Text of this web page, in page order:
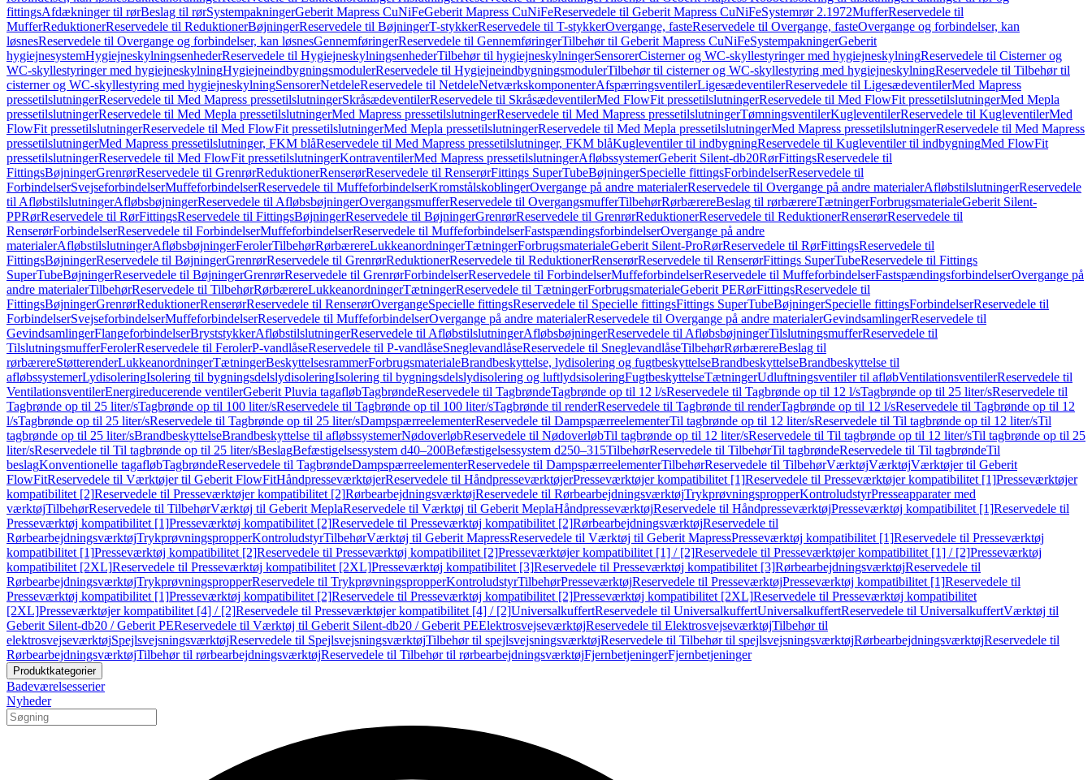
fittingsAfdækninger til rørBeslag til rørSystempakningerGeberit Mapress CuNiFeGeberit Mapress CuNiFeReservedele til Geberit Mapress CuNiFeSystemrør 2.1972MufferReservedele til
MufferReduktionerReservedele til ReduktionerBøjningerReservedele til BøjningerT-stykkerReservedele til T-stykkerOvergange, fasteReservedele til Overgange, fasteOvergange og forbindelser, kan
løsnesReservedele til Overgange og forbindelser, kan løsnesGennemføringerReservedele til GennemføringerTilbehør til Geberit Mapress CuNiFeSystempakningerGeberit
hygiejnesystemHygiejneskylningsenhederReservedele til HygiejneskylningsenhederTilbehør til hygiejneskylningerSensorerCisterner og WC-skyllestyringer med hygiejneskylningReservedele til Cisterner og
WC-skyllestyringer med hygiejneskylningHygiejneindbygningsmodulerReservedele til HygiejneindbygningsmodulerTilbehør til cisterner og WC-skyllestyring med hygiejneskylningReservedele til Tilbehør til
cisterner og WC-skyllestyring med hygiejneskylningSensorerNetdeleReservedele til NetdeleNetværkskomponenterAfspærringsventilerLigesædeventilerReservedele til LigesædeventilerMed Mapress
pressetilslutningerReservedele til Med Mapress pressetilslutningerSkråsædeventilerReservedele til SkråsædeventilerMed FlowFit pressetilslutningerReservedele til Med FlowFit pressetilslutningerMed Mepla
pressetilslutningerReservedele til Med Mepla pressetilslutningerMed Mapress pressetilslutningerReservedele til Med Mapress pressetilslutningerTømningsventilerKugleventilerReservedele til KugleventilerMed
FlowFit pressetilslutningerReservedele til Med FlowFit pressetilslutningerMed Mepla pressetilslutningerReservedele til Med Mepla pressetilslutningerMed Mapress pressetilslutningerReservedele til Med Mapress
pressetilslutningerMed Mapress pressetilslutninger, FKM blåReservedele til Med Mapress pressetilslutninger, FKM blåKugleventiler til indbygningReservedele til Kugleventiler til indbygningMed FlowFit
pressetilslutningerReservedele til Med FlowFit pressetilslutningerKontraventilerMed Mapress pressetilslutningerAfløbssystemerGeberit Silent-db20RørFittingsReservedele til
FittingsBøjningerGrenrørReservedele til GrenrørReduktionerRenserørReservedele til RenserørFittings SuperTubeBøjningerSpecielle fittingsForbindelserReservedele til
ForbindelserSvejseforbindelserMuffeforbindelserReservedele til MuffeforbindelserKromstålskoblingerOvergange på andre materialerReservedele til Overgange på andre materialerAfløbstilslutningerReservedele
til AfløbstilslutningerAfløbsbøjningerReservedele til AfløbsbøjningerOvergangsmufferReservedele til OvergangsmufferTilbehørRørbærereBeslag til rørbærereTætningerForbrugsmaterialeGeberit Silent-
PPRørReservedele til RørFittingsReservedele til FittingsBøjningerReservedele til BøjningerGrenrørReservedele til GrenrørReduktionerReservedele til ReduktionerRenserørReservedele til
RenserørForbindelserReservedele til ForbindelserMuffeforbindelserReservedele til MuffeforbindelserFastspændingsforbindelserOvergange på andre
materialerAfløbstilslutningerAfløbsbøjningerFerolerTilbehørRørbærereLukkeanordningerTætningerForbrugsmaterialeGeberit Silent-ProRørReservedele til RørFittingsReservedele til
FittingsBøjningerReservedele til BøjningerGrenrørReservedele til GrenrørReduktionerReservedele til ReduktionerRenserørReservedele til RenserørFittings SuperTubeReservedele til Fittings
SuperTubeBøjningerReservedele til BøjningerGrenrørReservedele til GrenrørForbindelserReservedele til ForbindelserMuffeforbindelserReservedele til MuffeforbindelserFastspændingsforbindelserOvergange på
andre materialerTilbehørReservedele til TilbehørRørbærereLukkeanordningerTætningerReservedele til TætningerForbrugsmaterialeGeberit PERørFittingsReservedele til
FittingsBøjningerGrenrørReduktionerRenserørReservedele til RenserørOvergangeSpecielle fittingsReservedele til Specielle fittingsFittings SuperTubeBøjningerSpecielle fittingsForbindelserReservedele til
ForbindelserSvejseforbindelserMuffeforbindelserReservedele til MuffeforbindelserOvergange på andre materialerReservedele til Overgange på andre materialerGevindsamlingerReservedele til
GevindsamlingerFlangeforbindelserBryststykkerAfløbstilslutningerReservedele til AfløbstilslutningerAfløbsbøjningerReservedele til AfløbsbøjningerTilslutningsmufferReservedele til
TilslutningsmufferFerolerReservedele til FerolerP-vandlåseReservedele til P-vandlåseSneglevandlåseReservedele til SneglevandlåseTilbehørRørbærereBeslag til
rørbærereStøtterenderLukkeanordningerTætningerBeskyttelsesrammerForbrugsmaterialeBrandbeskyttelse, lydisolering og fugtbeskyttelseBrandbeskyttelseBrandbeskyttelse til
afløbssystemerLydisoleringIsolering til bygningsdelslydisoleringIsolering til bygningsdelslydisolering og luftlydsisoleringFugtbeskyttelseTætningerUdluftningsventiler til afløbVentilationsventilerReservedele til
VentilationsventilerEnergireducerende ventilerGeberit Pluvia tagafløbTagbrøndeReservedele til TagbrøndeTagbrønde op til 12 l/sReservedele til Tagbrønde op til 12 l/sTagbrønde op til 25 liter/sReservedele til
Tagbrønde op til 25 liter/sTagbrønde op til 100 liter/sReservedele til Tagbrønde op til 100 liter/sTagbrønde til renderReservedele til Tagbrønde til renderTagbrønde op til 12 l/sReservedele til Tagbrønde op til 12
l/sTagbrønde op til 25 liter/sReservedele til Tagbrønde op til 25 liter/sDampspærreelementerReservedele til DampspærreelementerTil tagbrønde op til 12 liter/sReservedele til Til tagbrønde op til 12 liter/sTil
tagbrønde op til 25 liter/sBrandbeskyttelseBrandbeskyttelse til afløbssystemerNødoverløbReservedele til NødoverløbTil tagbrønde op til 12 liter/sReservedele til Til tagbrønde op til 12 liter/sTil tagbrønde op til 25
liter/sReservedele til Til tagbrønde op til 25 liter/sBeslagBefæstigelsessystem d40–200Befæstigelsessystem d250–315TilbehørReservedele til TilbehørTil tagbrøndeReservedele til Til tagbrøndeTil
beslagKonventionelle tagafløbTagbrøndeReservedele til TagbrøndeDampspærreelementerReservedele til DampspærreelementerTilbehørReservedele til TilbehørVærktøjVærktøjVærktøjer til Geberit
FlowFitReservedele til Værktøjer til Geberit FlowFitHåndpresseværktøjerReservedele til HåndpresseværktøjerPresseværktøjer kompatibilitet [1]Reservedele til Presseværktøjer kompatibilitet [1]Presseværktøjer
kompatibilitet [2]Reservedele til Presseværktøjer kompatibilitet [2]RørbearbejdningsværktøjReservedele til RørbearbejdningsværktøjTrykprøvningspropperKontroludstyrPresseapparater med
værktøjTilbehørReservedele til TilbehørVærktøj til Geberit MeplaReservedele til Værktøj til Geberit MeplaHåndpresseværktøjReservedele til HåndpresseværktøjPresseværktøj kompatibilitet [1]Reservedele til
Presseværktøj kompatibilitet [1]Presseværktøj kompatibilitet [2]Reservedele til Presseværktøj kompatibilitet [2]RørbearbejdningsværktøjReservedele til
RørbearbejdningsværktøjTrykprøvningspropperKontroludstyrTilbehørVærktøj til Geberit MapressReservedele til Værktøj til Geberit MapressPresseværktøj kompatibilitet [1]Reservedele til Presseværktøj
kompatibilitet [1]Presseværktøj kompatibilitet [2]Reservedele til Presseværktøj kompatibilitet [2]Presseværktøjer kompatibilitet [1] / [2]Reservedele til Presseværktøjer kompatibilitet [1] / [2]Presseværktøj
kompatibilitet [2XL]Reservedele til Presseværktøj kompatibilitet [2XL]Presseværktøj kompatibilitet [3]Reservedele til Presseværktøj kompatibilitet [3]RørbearbejdningsværktøjReservedele til
RørbearbejdningsværktøjTrykprøvningspropperReservedele til TrykprøvningspropperKontroludstyrTilbehørPresseværktøjReservedele til PresseværktøjPresseværktøj kompatibilitet [1]Reservedele til
Presseværktøj kompatibilitet [1]Presseværktøj kompatibilitet [2]Reservedele til Presseværktøj kompatibilitet [2]Presseværktøj kompatibilitet [2XL]Reservedele til Presseværktøj kompatibilitet
[2XL]Presseværktøjer kompatibilitet [4] / [2]Reservedele til Presseværktøjer kompatibilitet [4] / [2]UniversalkuffertReservedele til UniversalkuffertUniversalkuffertReservedele til UniversalkuffertVærktøj til
Geberit Silent-db20 / Geberit PEReservedele til Værktøj til Geberit Silent-db20 / Geberit PEElektrosvejseværktøjReservedele til ElektrosvejseværktøjTilbehør til
elektrosvejseværktøjSpejlsvejsningsværktøjReservedele til SpejlsvejsningsværktøjTilbehør til spejlsvejsningsværktøjReservedele til Tilbehør til spejlsvejsningsværktøjRørbearbejdningsværktøjReservedele til
RørbearbejdningsværktøjTilbehør til rørbearbejdningsværktøjReservedele til Tilbehør til rørbearbejdningsværktøjFjernbetjeningerFjernbetjeninger
Produktkategorier
Badeværelsesserier
Nyheder